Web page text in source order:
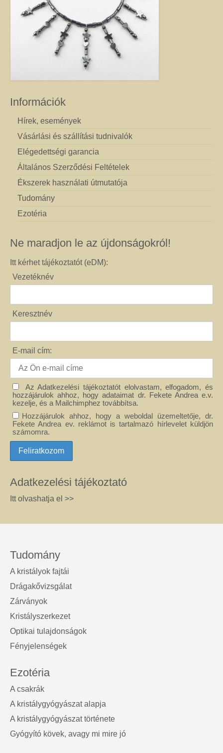
Információk
Hírek, események
Vásárlási és szállítási tudnivalók
Elégedettségi garancia
Általános Szerződési Feltételek
Ékszerek használati útmutatója
Tudomány
Ezotéria
Ne maradjon le az újdonságokról!
Itt kérhet tájékoztatót (eDM):
Vezetéknév
Keresztnév
E-mail cím:
Az Adatkezelési tájékoztatót elolvastam, elfogadom, és
hozzájárulok ahhoz, hogy adataimat dr. Fekete Andrea e.v.
kezelje, és a Mailchimphez továbbítsa.
Hozzájárulok ahhoz, hogy a weboldal üzemeltetője, dr.
Fekete Andrea ev. reklámot is tartalmazó hírlevelet küldjön
számomra.
Adatkezelési tájékoztató
Itt olvashatja el >>
Tudomány
A kristályok fajtái
Drágakővizsgálat
Zárványok
Kristályszerkezet
Optikai tulajdonságok
Fényjelenségek
Ezotéria
A csakrák
A kristálygyógyászat alapja
A kristálygyógyászat története
Gyógyító kövek, avagy mi mire jó